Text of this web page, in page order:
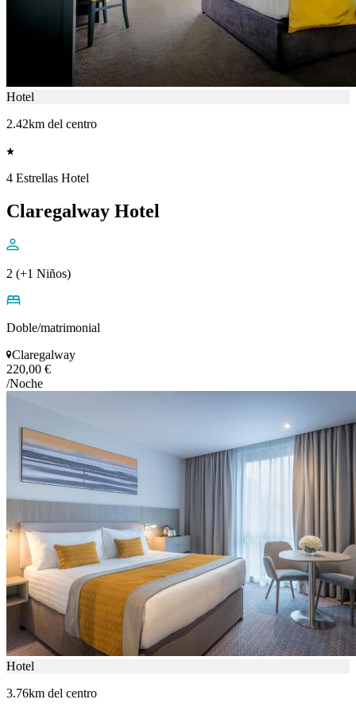
Hotel
2.42km del centro
4 Estrellas Hotel
Claregalway Hotel
2 (+1 Niños)
Doble/matrimonial
Claregalway
220,00 €
/Noche
Hotel
3.76km del centro